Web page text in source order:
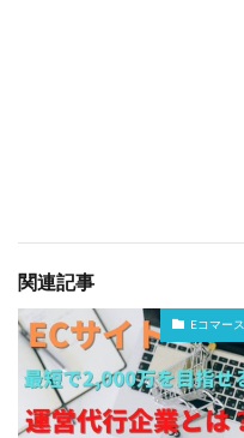
関連記事
Eコマース